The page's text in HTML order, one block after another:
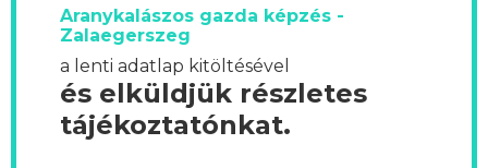
Aranykalászos gazda képzés -
Zalaegerszeg
a lenti adatlap kitöltésével
és elküldjük részletes
tájékoztatónkat.